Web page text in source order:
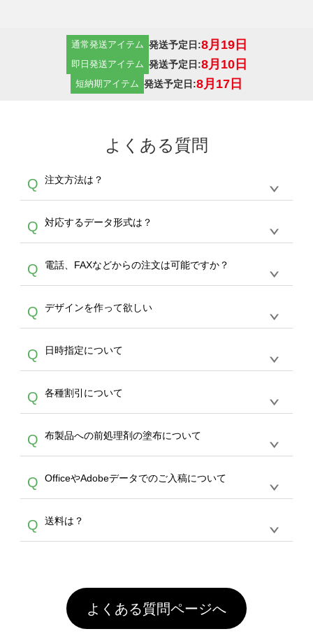
通常発送アイテム 発送予定日:8月19日
即日発送アイテム 発送予定日:8月10日
短納期アイテム 発送予定日:8月17日
よくある質問
Q 注文方法は？
A
生産にて承っております。デザインツールから
デザインの作成から決済まで完了できます。
30枚以上やシルク印刷など、大口注文の場合
は、サポートが担当するエコバッグコンシェル
やタンブラーコンシェルをご利用ください。製
作する数量が多ければ多いほど、オンデマンド
サービスよりも低価格で製作することが可能で
す。
Q 対応するデータ形式は？
A
ドできるデータ形式は、JPG / PNG / AI / PSD /
PDF 形式になります。データの最大サイズ
写真などもアップロード可能です。使用できな
い画像はエラーになります。（※ Illustratorか
らの直接入稿には対応していません。AIで保存
し、デザインツールからアップロードして下さ
い）
Q 電話、FAXなどからの注文は可能ですか？
A
文のみ受け付けております。30個以上のご製
作をお考えの方は、サポートが担当するエコバ
スをご利用頂ければ、電話やFAX、メールなど
でご注文が可能です。
Q デザインを作って欲しい
A
を作って欲しい。などの場合は、製作数量が
30個以上であれば、サポート担当が、デザイ
バッグコンシェル
サー
ビスをご利用ください。(※ 30個以下の場合
は、デザインツールをご利用ください)
Q 日時指定について
A
ん。発送後18時以降に配送業者・伝票番号を
メールでお知らせいたしますので、直接配送業
者にご連絡いただき調整をお願い致します。
Q 各種割引について
A
カート内で自動的に割引(最大50%)が適用され
ます。 【付与ポイント】購入金額の1％が1ポ
イントとして付与され、次回ご注文時に1ポイ
ント＝1円としてお使いいただけます。ポイン
トは発送完了の翌日に付与され、次回ご注文時
からご利用頂けます。ポイントの有効期限は一
年間です。【会員ランク】過去10カ月のご注
文回数により会員ランク割引(最大5%)が適用
頂いても、ログインがされていなければ、ラン
クにカウントがされません。
Q 布製品への前処理剤の塗布について
A
意点（前処理剤）】カラー生地（Tシャツのホ
ワイト、トートバッグのナチュラル、ホワイト
といって、プリントを定着させるための処理剤
を塗布しており、短納期・低価格で商品をお届
害な性質で、水洗いで落とすことが可能です。
お手数ですが、お客様ご自身にて着用前に落と
していただけますようお願いいたします。※1
通常注文・直送機能でのご注文に関わらず、前
Q OfficeやAdobeデータでのご入稿について
A
ません。いずれのデータも該当デザインのみ画
像(JPEG,PNG,GIF,PDF)に変換、またはAdobe
Q 送料は？
引」などによるお値引きで4,000円未満になる
場合は送料がかかりますので、ご注意くださ
い。
よくある質問ページへ